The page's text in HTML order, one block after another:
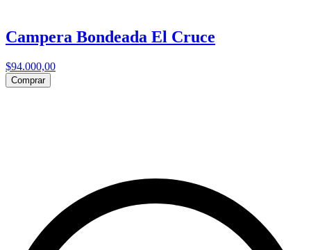
Campera Bondeada El Cruce
$94.000,00
Comprar